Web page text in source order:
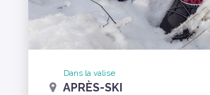
Dans la valise
APRÈS-SKI